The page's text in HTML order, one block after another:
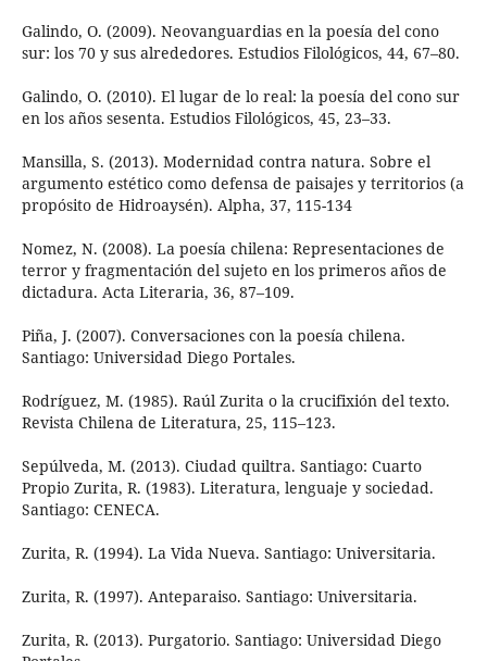
Galindo, O. (2009). Neovanguardias en la poesía del cono
sur: los 70 y sus alrededores. Estudios Filológicos, 44, 67–80.
Galindo, O. (2010). El lugar de lo real: la poesía del cono sur
en los años sesenta. Estudios Filológicos, 45, 23–33.
Mansilla, S. (2013). Modernidad contra natura. Sobre el
argumento estético como defensa de paisajes y territorios (a
propósito de Hidroaysén). Alpha, 37, 115-134
Nomez, N. (2008). La poesía chilena: Representaciones de
terror y fragmentación del sujeto en los primeros años de
dictadura. Acta Literaria, 36, 87–109.
Piña, J. (2007). Conversaciones con la poesía chilena.
Santiago: Universidad Diego Portales.
Rodríguez, M. (1985). Raúl Zurita o la crucifixión del texto.
Revista Chilena de Literatura, 25, 115–123.
Sepúlveda, M. (2013). Ciudad quiltra. Santiago: Cuarto
Propio Zurita, R. (1983). Literatura, lenguaje y sociedad.
Santiago: CENECA.
Zurita, R. (1994). La Vida Nueva. Santiago: Universitaria.
Zurita, R. (1997). Anteparaiso. Santiago: Universitaria.
Zurita, R. (2013). Purgatorio. Santiago: Universidad Diego